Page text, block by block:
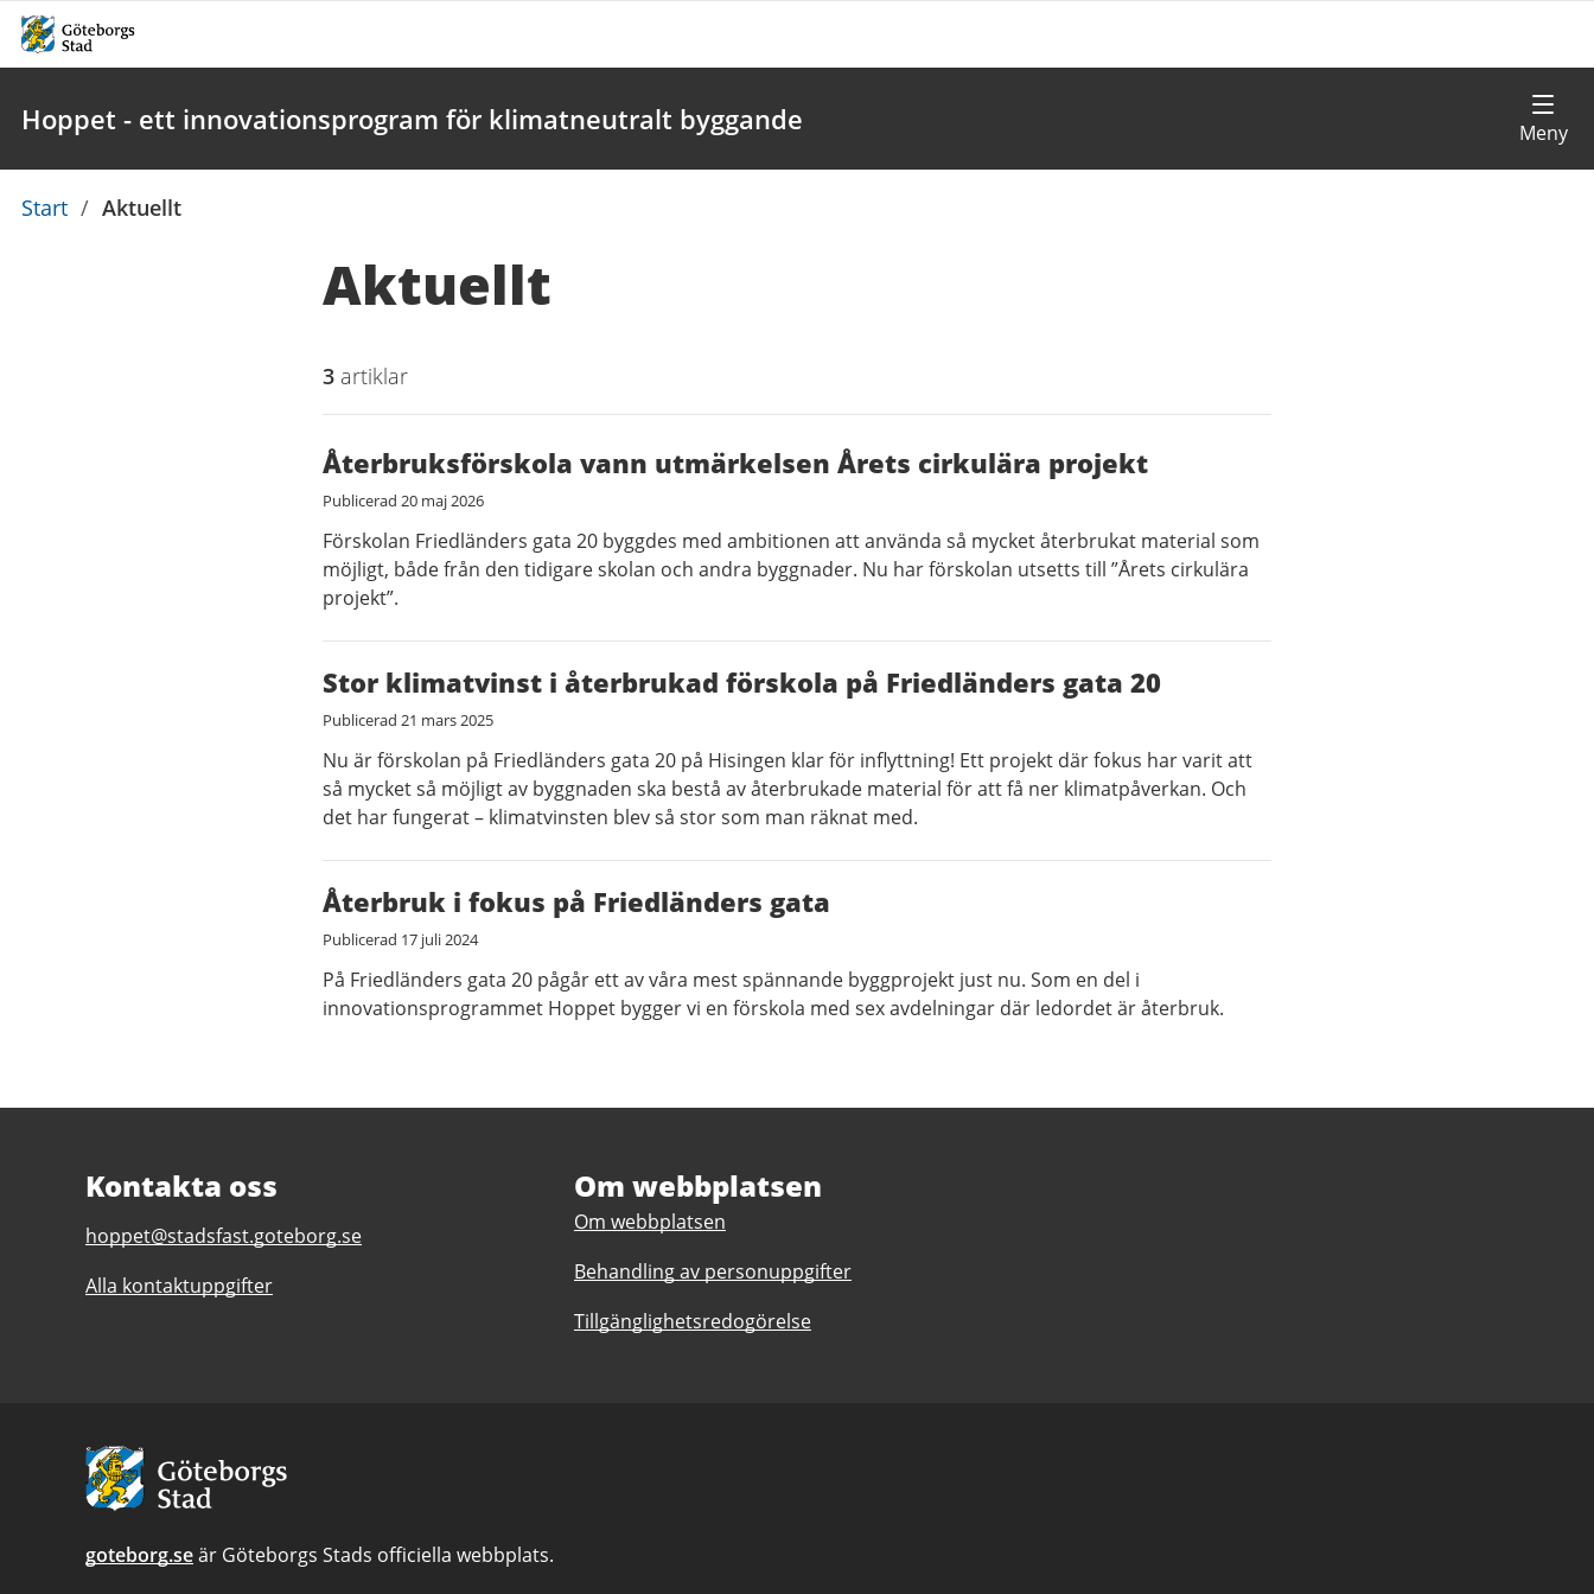
Hoppet - ett innovationsprogram för klimatneutralt byggande
Du
Start / Aktuellt
Aktuellt
3 artiklar
Återbruksförskola vann utmärkelsen Årets cirkulära projekt
Publicerad 20 maj 2026
Förskolan Friedländers gata 20 byggdes med ambitionen att använda så mycket återbrukat material som
möjligt, både från den tidigare skolan och andra byggnader. Nu har förskolan utsetts till ”Årets cirkulära
projekt”.
Stor klimatvinst i återbrukad förskola på Friedländers gata 20
Publicerad 21 mars 2025
Nu är förskolan på Friedländers gata 20 på Hisingen klar för inflyttning! Ett projekt där fokus har varit att
så mycket så möjligt av byggnaden ska bestå av återbrukade material för att få ner klimatpåverkan. Och
det har fungerat – klimatvinsten blev så stor som man räknat med.
Återbruk i fokus på Friedländers gata
Publicerad 17 juli 2024
På Friedländers gata 20 pågår ett av våra mest spännande byggprojekt just nu. Som en del i
innovationsprogrammet Hoppet bygger vi en förskola med sex avdelningar där ledordet är återbruk.
Kontakta oss
E-
till
fossilfri
byggnation
hoppet@stadsfast.goteborg.se
Alla kontaktuppgifter
Om webbplatsen
Om webbplatsen
Behandling av personuppgifter
Tillgänglighetsredogörelse
Avsändare:
Göteborgs
Stad
goteborg.seär Göteborgs Stads officiella webbplats.